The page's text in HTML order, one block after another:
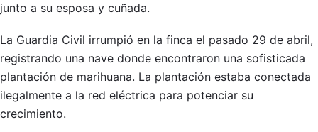
junto a su esposa y cuñada.
La Guardia Civil irrumpió en la finca el pasado 29 de abril,
registrando una nave donde encontraron una sofisticada
plantación de marihuana. La plantación estaba conectada
ilegalmente a la red eléctrica para potenciar su
crecimiento.